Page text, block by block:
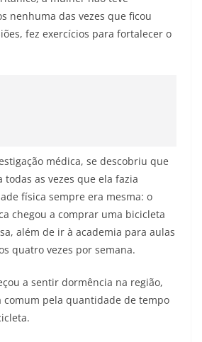
nenhuma das vezes que ficou
fez exercícios para fortalecer o
médica, se descobriu que
as vezes que ela fazia
física sempre era mesma: o
chegou a comprar uma bicicleta
além de ir à academia para aulas
quatro vezes por semana.
a sentir dormência na região,
comum pela quantidade de tempo